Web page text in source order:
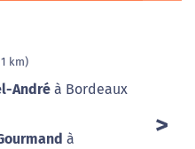
km)
André à Bordeaux
à